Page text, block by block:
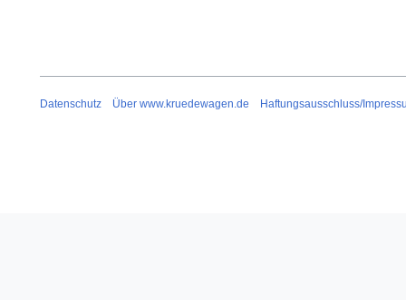
Datenschutz Über www.kruedewagen.de Haftungsausschluss/